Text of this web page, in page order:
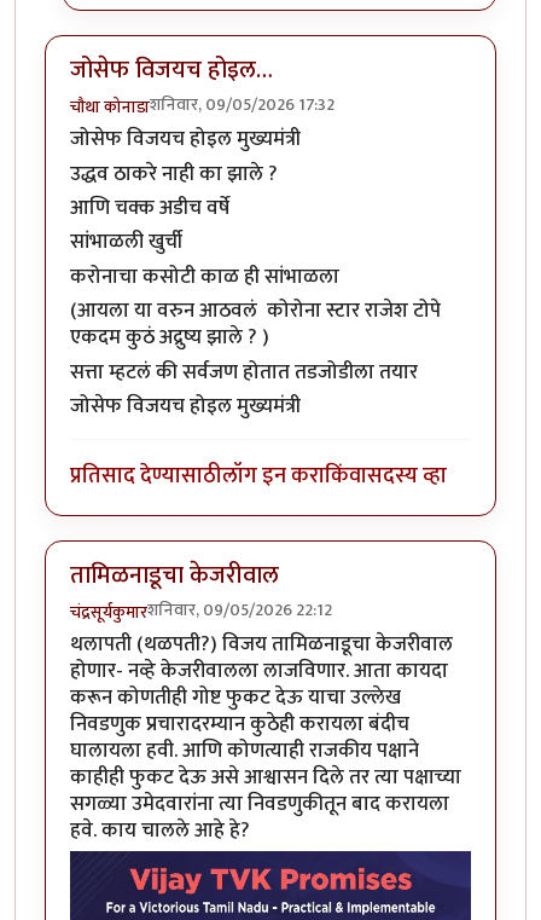
जोसेफ विजयच होइल…
चौथा कोनाडाशनिवार, 09/05/2026 17:32
जोसेफ विजयच होइल मुख्यमंत्री
उद्धव ठाकरे नाही का झाले ?
आणि चक्क अडीच वर्षे
सांभाळली खुर्ची
करोनाचा कसोटी काळ ही सांभाळला
(आयला या वरुन आठवलं कोरोना स्टार राजेश टोपे
एकदम कुठं अद्रुष्य झाले ? )
सत्ता म्हटलं की सर्वजण होतात तडजोडीला तयार
जोसेफ विजयच होइल मुख्यमंत्री
प्रतिसाद देण्यासाठीलॉग इन कराकिंवासदस्य व्हा
तामिळनाडूचा केजरीवाल
चंद्रसूर्यकुमारशनिवार, 09/05/2026 22:12
थलापती (थळपती?) विजय तामिळनाडूचा केजरीवाल
होणार- नव्हे केजरीवालला लाजविणार. आता कायदा
करून कोणतीही गोष्ट फुकट देऊ याचा उल्लेख
निवडणुक प्रचारादरम्यान कुठेही करायला बंदीच
घालायला हवी. आणि कोणत्याही राजकीय पक्षाने
काहीही फुकट देऊ असे आश्वासन दिले तर त्या पक्षाच्या
सगळ्या उमेदवारांना त्या निवडणुकीतून बाद करायला
हवे. काय चालले आहे हे?